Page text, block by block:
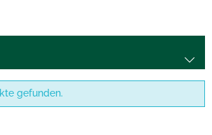
gefunden.